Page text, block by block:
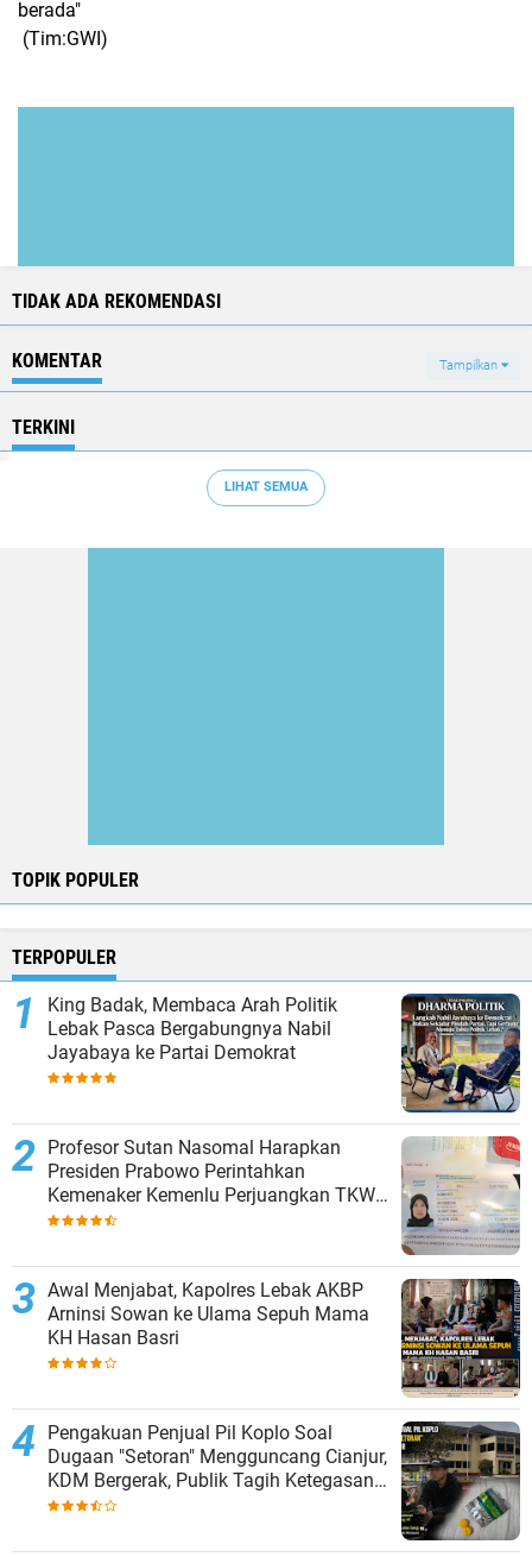
berada"
(Tim:GWI)
TIDAK ADA REKOMENDASI
KOMENTAR Tampilkan
TERKINI
LIHAT SEMUA
TOPIK POPULER
TERPOPULER
King Badak, Membaca Arah Politik
Lebak Pasca Bergabungnya Nabil
Jayabaya ke Partai Demokrat
Profesor Sutan Nasomal Harapkan
Presiden Prabowo Perintahkan
Kemenaker Kemenlu Perjuangkan TKW
Libia Kembali Ke Indonesia!!!
Awal Menjabat, Kapolres Lebak AKBP
Arninsi Sowan ke Ulama Sepuh Mama
KH Hasan Basri
Pengakuan Penjual Pil Koplo Soal
Dugaan "Setoran" Mengguncang Cianjur,
KDM Bergerak, Publik Tagih Ketegasan
Polda Jabar